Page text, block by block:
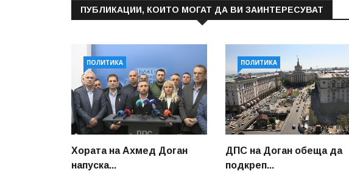
ПУБЛИКАЦИИ, КОИТО МОГАТ ДА ВИ ЗАИНТЕРЕСУВАТ
ПОЛИТИКА
Хората на Ахмед Доган
напуска...
ПОЛИТИКА
ДПС на Доган обеща да
подкреп...